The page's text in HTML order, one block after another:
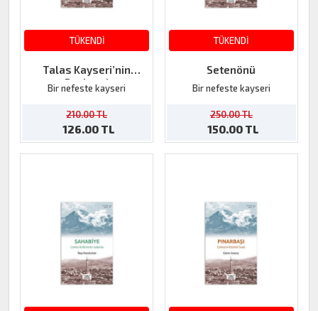
TÜKENDİ
Talas Kayseri’nin
Başkenti
Bir nefeste kayseri
210.00 TL
126.00 TL
TÜKENDİ
Setenönü
Bir nefeste kayseri
250.00 TL
150.00 TL